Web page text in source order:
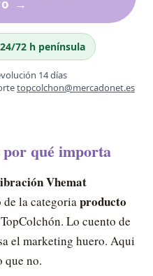
→
72 h península
14 días
topcolchon@mercadonet.es
por qué importa
Vhemat
la categoriaproducto
Lo cuento de
el marketing huero. Aqui
que no.